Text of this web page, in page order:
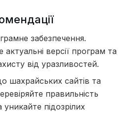
забезпечення.
версії програм та
від уразливостей.
шахрайських сайтів та
правильність
підозрілих